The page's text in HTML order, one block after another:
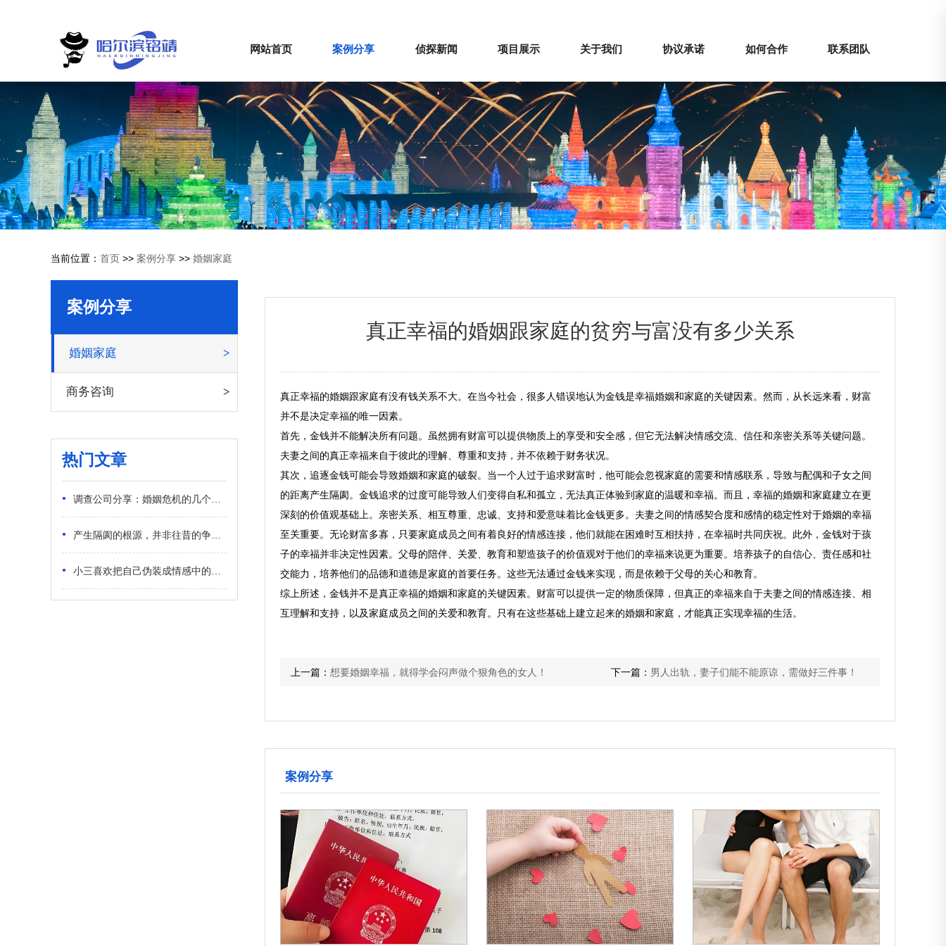
网站首页 案例分享 侦探新闻 项目展示 关于我们 协议承诺 如何合作 联系团队
当前位置： 首页 >> 案例分享 >> 婚姻家庭
案例分享
婚姻家庭
商务咨询
热门文章
• 调查公司分享：婚姻危机的几个潜在信号
• 产生隔阂的根源，并非往昔的争执对错
• 小三喜欢把自己伪装成情感中的受害者
真正幸福的婚姻跟家庭的贫穷与富没有多少关系
真正幸福的婚姻跟家庭有没有钱关系不大。在当今社会，很多人错误地认为金钱是幸福婚姻和家庭的关键因素。然而，从长远来看，财富
并不是决定幸福的唯一因素。
首先，金钱并不能解决所有问题。虽然拥有财富可以提供物质上的享受和安全感，但它无法解决情感交流、信任和亲密关系等关键问题。
夫妻之间的真正幸福来自于彼此的理解、尊重和支持，并不依赖于财务状况。
其次，追逐金钱可能会导致婚姻和家庭的破裂。当一个人过于追求财富时，他可能会忽视家庭的需要和情感联系，导致与配偶和子女之间
的距离产生隔阂。金钱追求的过度可能导致人们变得自私和孤立，无法真正体验到家庭的温暖和幸福。而且，幸福的婚姻和家庭建立在更
深刻的价值观基础上。亲密关系、相互尊重、忠诚、支持和爱意味着比金钱更多。夫妻之间的情感契合度和感情的稳定性对于婚姻的幸福
至关重要。无论财富多寡，只要家庭成员之间有着良好的情感连接，他们就能在困难时互相扶持，在幸福时共同庆祝。此外，金钱对于孩
子的幸福并非决定性因素。父母的陪伴、关爱、教育和塑造孩子的价值观对于他们的幸福来说更为重要。培养孩子的自信心、责任感和社
交能力，培养他们的品德和道德是家庭的首要任务。这些无法通过金钱来实现，而是依赖于父母的关心和教育。
综上所述，金钱并不是真正幸福的婚姻和家庭的关键因素。财富可以提供一定的物质保障，但真正的幸福来自于夫妻之间的情感连接、相
互理解和支持，以及家庭成员之间的关爱和教育。只有在这些基础上建立起来的婚姻和家庭，才能真正实现幸福的生活。
上一篇： 想要婚姻幸福，就得学会闷声做个狠角色的女人！ 下一篇： 男人出轨，妻子们能不能原谅，需做好三件事！
案例分享